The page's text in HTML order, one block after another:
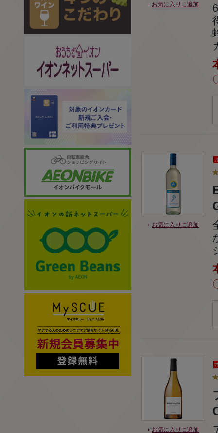
お気に入りに追加
お気に入りに追加
お気に入りに追加